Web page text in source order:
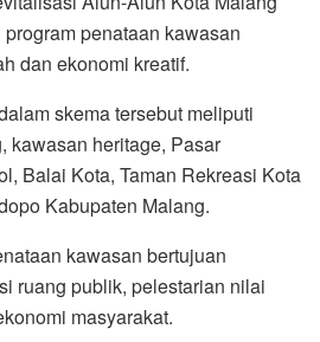
penataan kawasan
dan ekonomi kreatif.
skema tersebut meliputi
kawasan heritage, Pasar
Balai Kota, Taman Rekreasi Kota
Kabupaten Malang.
kawasan bertujuan
ruang publik, pelestarian nilai
masyarakat.